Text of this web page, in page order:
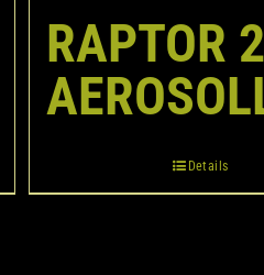
RAPTOR
Details